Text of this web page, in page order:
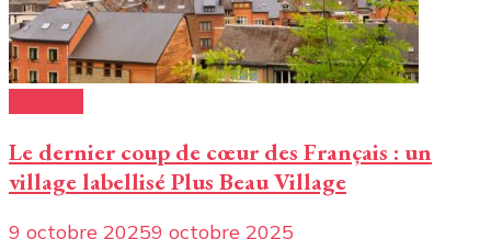
Le dernier coup de cœur des Français : un
village labellisé Plus Beau Village
9 octobre 20259 octobre 2025